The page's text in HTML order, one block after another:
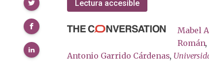
Lectura accesible
Mabel
Román,
Antonio Garrido Cárdenas,